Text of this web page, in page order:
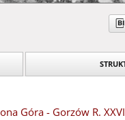
Góra - Gorzów R.